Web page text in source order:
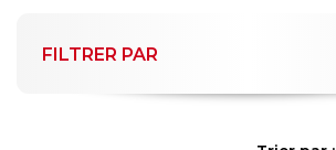
FILTRER PAR